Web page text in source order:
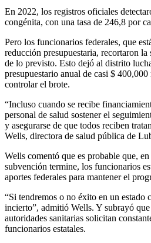
En 2022, los registros oficiales
congénita, con una tasa de 246,8 por
Pero los funcionarios federales, que
reducción presupuestaria, recortaron la
de lo previsto. Esto dejó al distrito
presupuestario anual de casi $ 400,000
controlar el brote.
“Incluso cuando se recibe
personal de salud sostener el
y asegurarse de que todos reciben
Wells, directora de salud pública de
Wells comentó que es probable que,
subvención termine, los funcionarios
aportes federales para mantener el
“Si tendremos o no éxito en un estado
incierto”, admitió Wells. Y subrayó
autoridades sanitarias solicitan
funcionarios estatales.